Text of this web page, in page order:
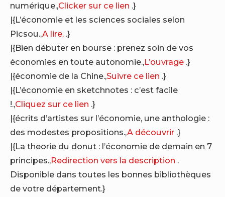
numérique.,Clicker sur ce lien .}
|{L’économie et les sciences sociales selon
Picsou.,A lire. .}
|{Bien débuter en bourse : prenez soin de vos
économies en toute autonomie.,L’ouvrage .}
|{économie de la Chine.,Suivre ce lien .}
|{L’économie en sketchnotes : c’est facile
!.,Cliquez sur ce lien .}
|{écrits d’artistes sur l’économie, une anthologie :
des modestes propositions.,A découvrir .}
|{La theorie du donut : l’économie de demain en 7
principes.,Redirection vers la description .
Disponible dans toutes les bonnes bibliothèques
de votre département.}